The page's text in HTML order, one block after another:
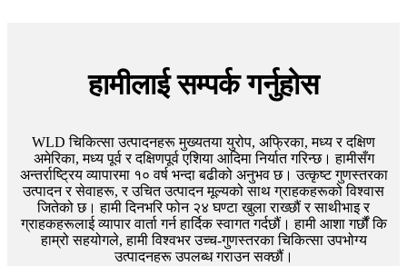
हामीलाई सम्पर्क गर्नुहोस
WLD चिकित्सा उत्पादनहरू मुख्यतया युरोप, अफ्रिका, मध्य र दक्षिण
अमेरिका, मध्य पूर्व र दक्षिणपूर्व एशिया आदिमा निर्यात गरिन्छ। हामीसँग
अन्तर्राष्ट्रिय व्यापारमा १० वर्ष भन्दा बढीको अनुभव छ। उत्कृष्ट गुणस्तरका
उत्पादन र सेवाहरू, र उचित उत्पादन मूल्यको साथ ग्राहकहरूको विश्वास
जितेको छ। हामी दिनभरि फोन २४ घण्टा खुला राख्छौं र साथीभाइ र
ग्राहकहरूलाई व्यापार वार्ता गर्न हार्दिक स्वागत गर्दछौं। हामी आशा गर्छौं कि
हाम्रो सहयोगले, हामी विश्वभर उच्च-गुणस्तरका चिकित्सा उपभोग्य
उत्पादनहरू उपलब्ध गराउन सक्छौं।